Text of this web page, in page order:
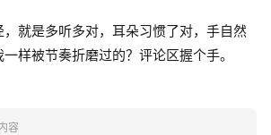
就是多听多对，耳朵习惯了对，手自然
样被节奏折磨过的？评论区握个手。
容